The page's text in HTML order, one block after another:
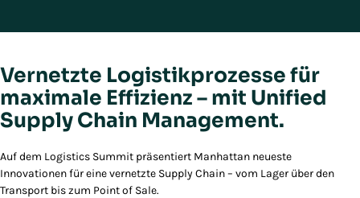
Vernetzte Logistikprozesse für
maximale Effizienz – mit Unified
Supply Chain Management.
Auf dem Logistics Summit präsentiert Manhattan neueste
Innovationen für eine vernetzte Supply Chain – vom Lager über den
Transport bis zum Point of Sale.